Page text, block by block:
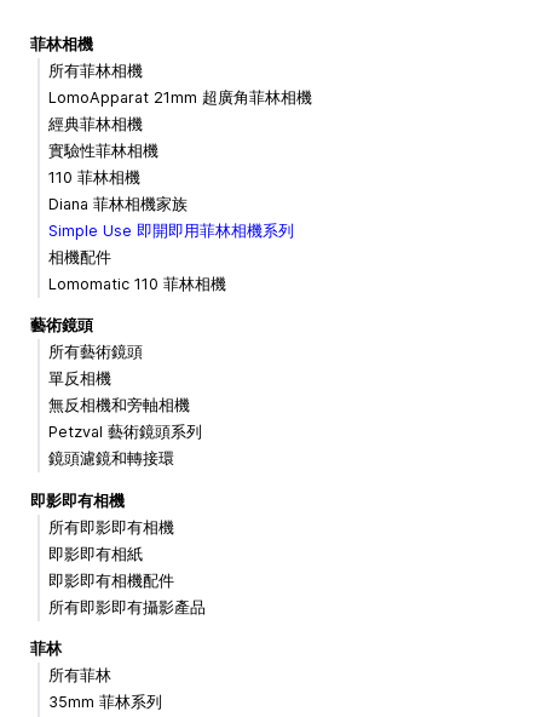
菲林相機
所有菲林相機
LomoApparat 21mm 超廣角菲林相機
經典菲林相機
實驗性菲林相機
110 菲林相機
Diana 菲林相機家族
Simple Use 即開即用菲林相機系列
相機配件
Lomomatic 110 菲林相機
藝術鏡頭
所有藝術鏡頭
單反相機
無反相機和旁軸相機
Petzval 藝術鏡頭系列
鏡頭濾鏡和轉接環
即影即有相機
所有即影即有相機
即影即有相紙
即影即有相機配件
所有即影即有攝影產品
菲林
所有菲林
35mm 菲林系列